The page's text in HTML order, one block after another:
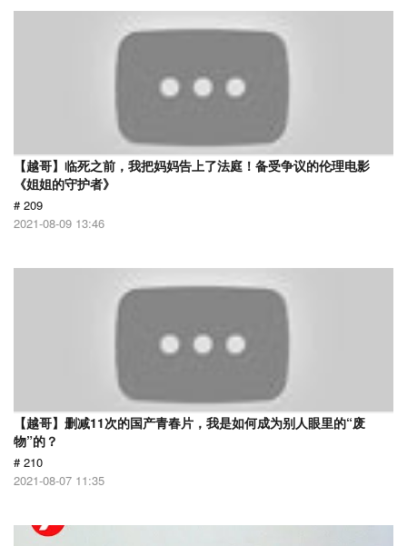
【越哥】临死之前，我把妈妈告上了法庭！备受争议的伦理电影
《姐姐的守护者》
# 209
2021-08-09 13:46
【越哥】删减11次的国产青春片，我是如何成为别人眼里的“废
物”的？
# 210
2021-08-07 11:35